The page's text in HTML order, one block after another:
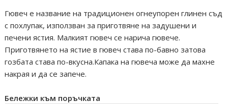
Гювеч е название на традиционен огнеупорен глинен съд
с похлупак, използван за приготвяне на задушени и
печени ястия. Малкият гювеч се нарича гювече.
Приготвянето на ястие в гювеч става по-бавно затова
гозбата става по-вкусна.Капака на гювеча може да махне
накрая и да се запече.
Бележки към поръчката